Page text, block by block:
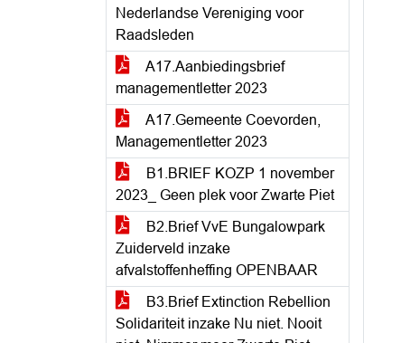
Nederlandse Vereniging voor
Raadsleden
A17.Aanbiedingsbrief
managementletter 2023
A17.Gemeente Coevorden,
Managementletter 2023
B1.BRIEF KOZP 1 november
2023_ Geen plek voor Zwarte Piet
B2.Brief VvE Bungalowpark
Zuiderveld inzake
afvalstoffenheffing OPENBAAR
B3.Brief Extinction Rebellion
Solidariteit inzake Nu niet. Nooit